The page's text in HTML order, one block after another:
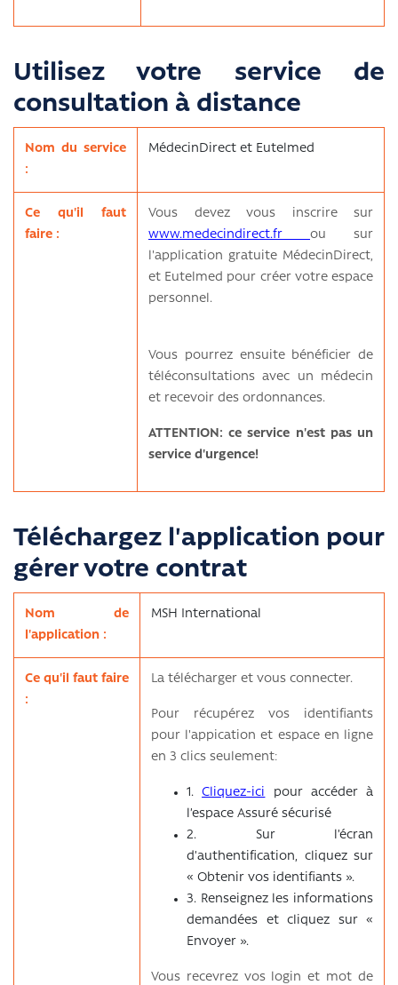
Utilisez votre service de
consultation à distance
Nom du service
:
MédecinDirect et Eutelmed
Ce qu'il faut
faire :
Vous devez vous inscrire sur
www.medecindirect.fr ou sur
l'application gratuite MédecinDirect,
et Eutelmed pour créer votre espace
personnel.
Vous pourrez ensuite bénéficier de
téléconsultations avec un médecin
et recevoir des ordonnances.
ATTENTION: ce service n'est pas un
service d'urgence!
Téléchargez l'application pour
gérer votre contrat
Nom de
l'application :
MSH International
Ce qu'il faut faire
:
La télécharger et vous connecter.
Pour récupérez vos identifiants
pour l'appication et espace en ligne
en 3 clics seulement:
1. Cliquez-ici pour accéder à
l’espace Assuré sécurisé
2. Sur l’écran
d’authentification, cliquez sur
« Obtenir vos identifiants ».
3. Renseignez les informations
demandées et cliquez sur «
Envoyer ».
Vous recevrez vos login et mot de